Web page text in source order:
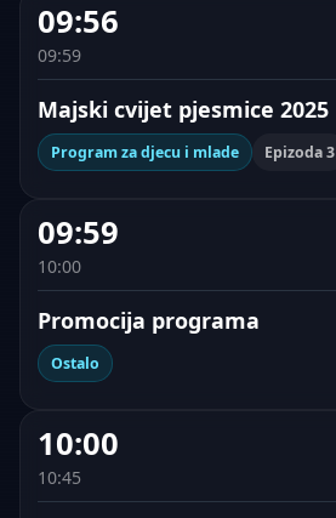
09:56
09:59
Majski cvijet pjesmice 2025
Program za djecu i mlade Epizoda 3
09:59
10:00
Promocija programa
Ostalo
10:00
10:45